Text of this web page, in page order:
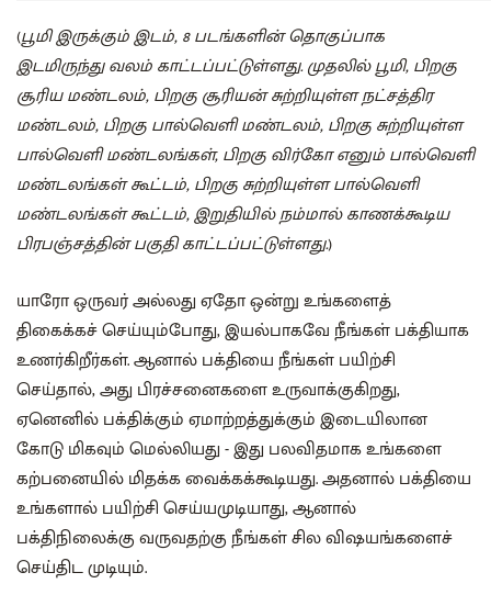
(பூமி இருக்கும் இடம், 8 படங்களின் தொகுப்பாக
இடமிருந்து வலம் காட்டப்பட்டுள்ளது. முதலில் பூமி, பிறகு
சூரிய மண்டலம், பிறகு சூரியன் சுற்றியுள்ள நட்சத்திர
மண்டலம், பிறகு பால்வெளி மண்டலம், பிறகு சுற்றியுள்ள
பால்வெளி மண்டலங்கள், பிறகு விர்கோ எனும் பால்வெளி
மண்டலங்கள் கூட்டம், பிறகு சுற்றியுள்ள பால்வெளி
மண்டலங்கள் கூட்டம், இறுதியில் நம்மால் காணக்கூடிய
பிரபஞ்சத்தின் பகுதி காட்டப்பட்டுள்ளது.)
யாரோ ஒருவர் அல்லது ஏதோ ஒன்று உங்களைத்
திகைக்கச் செய்யும்போது, இயல்பாகவே நீங்கள் பக்தியாக
உணர்கிறீர்கள். ஆனால் பக்தியை நீங்கள் பயிற்சி
செய்தால், அது பிரச்சனைகளை உருவாக்குகிறது,
ஏனெனில் பக்திக்கும் ஏமாற்றத்துக்கும் இடையிலான
கோடு மிகவும் மெல்லியது - இது பலவிதமாக உங்களை
கற்பனையில் மிதக்க வைக்கக்கூடியது. அதனால் பக்தியை
உங்களால் பயிற்சி செய்யமுடியாது, ஆனால்
பக்திநிலைக்கு வருவதற்கு நீங்கள் சில விஷயங்களைச்
செய்திட முடியும்.